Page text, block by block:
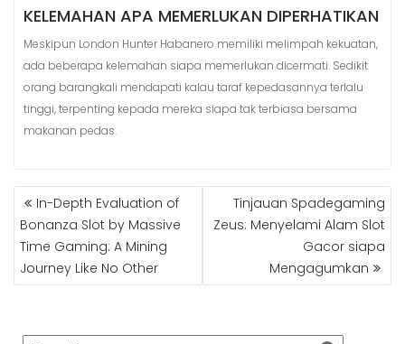
KELEMAHAN APA MEMERLUKAN DIPERHATIKAN
Meskipun London Hunter Habanero memiliki melimpah kekuatan,
ada beberapa kelemahan siapa memerlukan dicermati. Sedikit
orang barangkali mendapati kalau taraf kepedasannya terlalu
tinggi, terpenting kepada mereka siapa tak terbiasa bersama
makanan pedas.
POST
NAVIGATION
In-Depth Evaluation of
Bonanza Slot by Massive
Time Gaming: A Mining
Journey Like No Other
Tinjauan Spadegaming
Zeus: Menyelami Alam Slot
Gacor siapa
Mengagumkan